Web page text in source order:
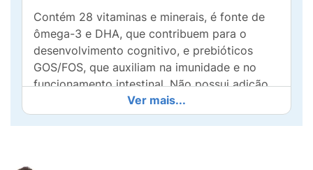
Contém 28 vitaminas e minerais, é fonte de
ômega-3 e DHA, que contribuem para o
desenvolvimento cognitivo, e prebióticos
GOS/FOS, que auxiliam na imunidade e no
funcionamento intestinal. Não possui adição
de sacarose e contém nutrientes que
contribuem para o crescimento adequado da
Ver mais...